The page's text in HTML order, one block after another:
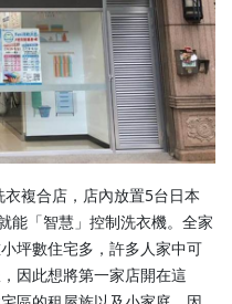
複合店，店內放置5台日本
能「智慧」控制洗衣機。全家
坪數住宅多，許多人家中可
因此想將第一家店開在這